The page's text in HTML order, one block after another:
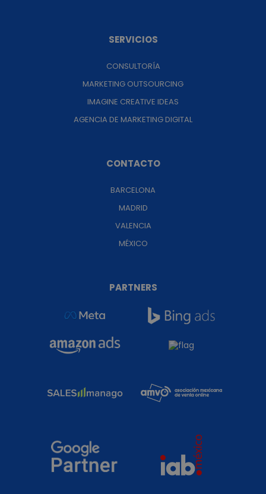
SERVICIOS
CONSULTORÍA
MARKETING OUTSOURCING
IMAGINE CREATIVE IDEAS
AGENCIA DE MARKETING DIGITAL
CONTACTO
BARCELONA
MADRID
VALENCIA
MÉXICO
PARTNERS